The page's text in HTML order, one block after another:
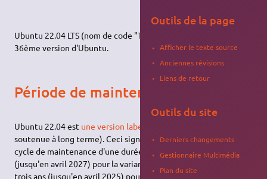
Ubuntu 22.04 LTS (nom de code "The Jammy Jellyfish") est la
36ème version d'Ubuntu.
Période de maintenance
Ubuntu 22.04 est une version labelisée LTS
soutenue à long terme). Ceci signifie que cette version a un
cycle de maintenance d'une durée étendue, soit de cinq ans
(jusqu'en avril 2027) pour la variante par défaut Ubuntu, soit de
trois ans (jusqu'en avril 2025) pour les autres variantes
Outils de la page
Afficher le texte source
Anciennes révisions
Liens de retour
Outils du site
Derniers changements
Gestionnaire Multimédia
Plan du site